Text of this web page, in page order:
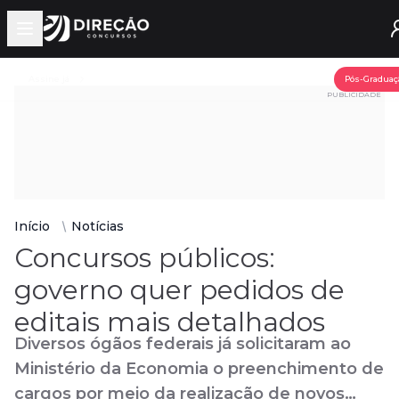
Open main menu
Pós-
PUBLICIDADE
Início Notícias
Concursos públicos:
governo quer pedidos de
editais mais detalhados
Diversos ógãos federais já solicitaram ao
Ministério da Economia o preenchimento de
cargos por meio da realização de novos